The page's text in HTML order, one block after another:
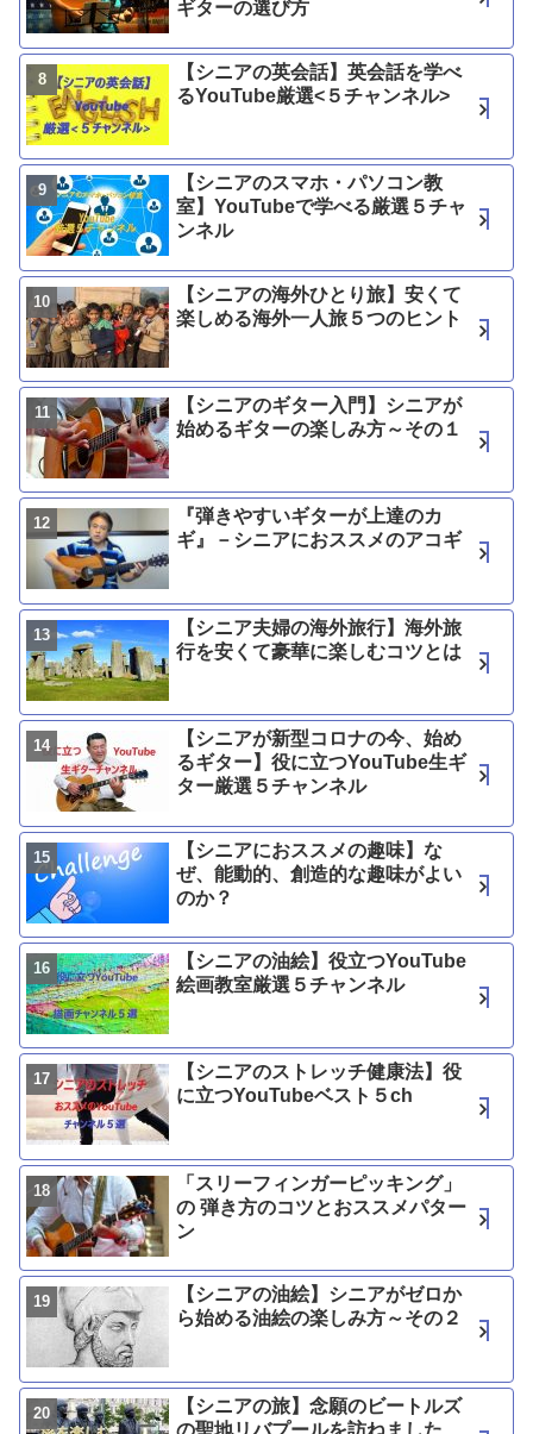
ギターの選び方
【シニアの英会話】英会話を学べ
るYouTube厳選<５チャンネル>
【シニアのスマホ・パソコン教
室】YouTubeで学べる厳選５チャ
ンネル
【シニアの海外ひとり旅】安くて
楽しめる海外一人旅５つのヒント
【シニアのギター入門】シニアが
始めるギターの楽しみ方～その１
『弾きやすいギターが上達のカ
ギ』－シニアにおススメのアコギ
【シニア夫婦の海外旅行】海外旅
行を安くて豪華に楽しむコツとは
【シニアが新型コロナの今、始め
るギター】役に立つYouTube生ギ
ター厳選５チャンネル
【シニアにおススメの趣味】な
ぜ、能動的、創造的な趣味がよい
のか？
【シニアの油絵】役立つYouTube
絵画教室厳選５チャンネル
【シニアのストレッチ健康法】役
に立つYouTubeベスト５ch
「スリーフィンガーピッキング」
の 弾き方のコツとおススメパター
ン
【シニアの油絵】シニアがゼロか
ら始める油絵の楽しみ方～その２
【シニアの旅】念願のビートルズ
の聖地リバプールを訪ねました